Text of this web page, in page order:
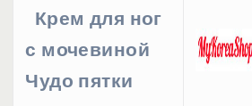
Крем для ног
с мочевиной
Чудо пятки